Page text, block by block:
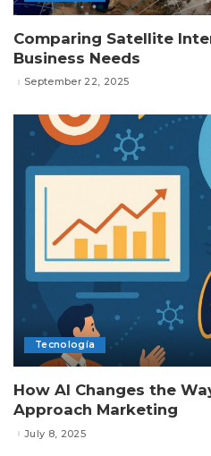
Comparing Satellite
Business Needs
September 22, 2025
Tecnología
How AI Changes the
Approach Marketing
July 8, 2025